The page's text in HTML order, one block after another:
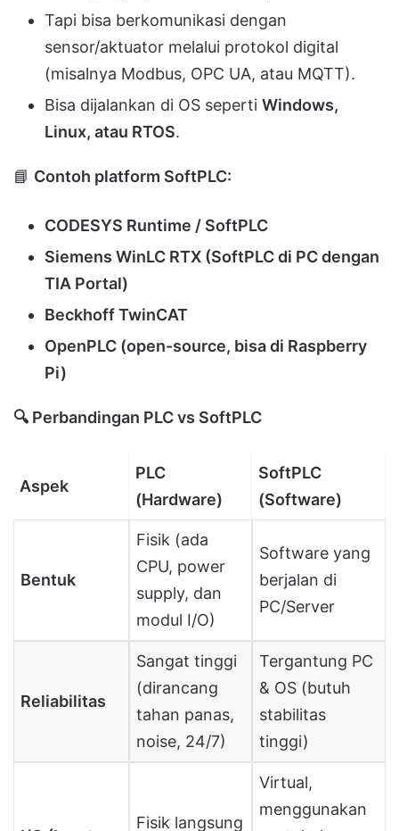
Tapi bisa berkomunikasi dengan
sensor/aktuator melalui protokol digital
(misalnya Modbus, OPC UA, atau MQTT).
Bisa dijalankan di OS seperti Windows,
Linux, atau RTOS.
📘 Contoh platform SoftPLC:
CODESYS Runtime / SoftPLC
Siemens WinLC RTX (SoftPLC di PC dengan
TIA Portal)
Beckhoff TwinCAT
OpenPLC (open-source, bisa di Raspberry
Pi)
🔍Perbandingan PLC vs SoftPLC
Aspek
PLC
(Hardware)
SoftPLC
(Software)
Bentuk
Fisik (ada
CPU, power
supply, dan
modul I/O)
Software yang
berjalan di
PC/Server
Reliabilitas
Sangat tinggi
(dirancang
tahan panas,
noise, 24/7)
Tergantung PC
& OS (butuh
stabilitas
tinggi)
Fisik langsung
Virtual,
menggunakan